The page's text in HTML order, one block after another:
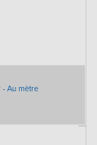
- Au mètre